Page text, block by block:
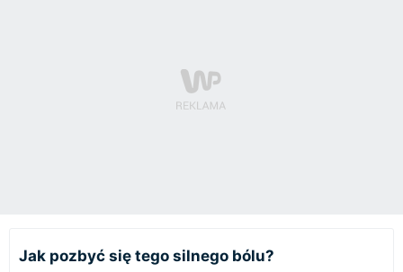
Jak pozbyć się tego silnego bólu?